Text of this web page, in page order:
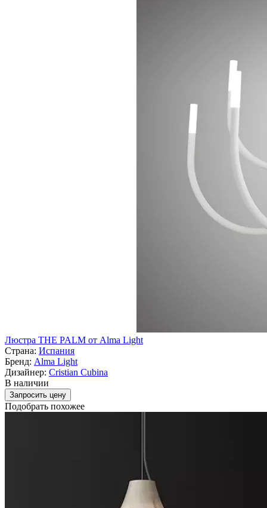
Люстра THE PALM от Alma Light
Страна: Испания
Бренд: Alma Light
Дизайнер: Cristian Cubina
В наличии
Запросить цену
Подобрать похожее